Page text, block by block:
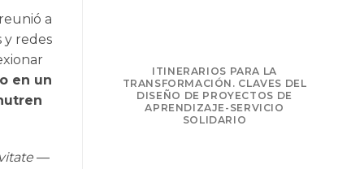
a
y redes
en un
—
LA
ITINERARIOS PARA LA
TRANSFORMACIÓN. CLAVES DEL
DISEÑO DE PROYECTOS DE
APRENDIZAJE-SERVICIO
SOLIDARIO